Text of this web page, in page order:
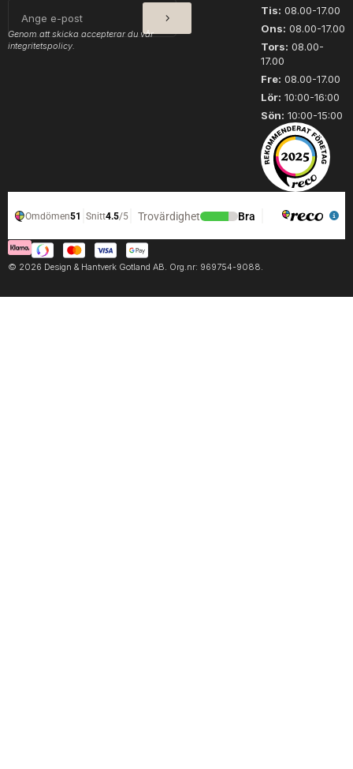
post
SKICKA
Genom att skicka accepterar du vår
integritetspolicy.
Tis: 08.00-17.00
Ons: 08.00-17.00
Tors: 08.00-
17.00
Fre: 08.00-17.00
Lör: 10:00-16:00
Sön: 10:00-15:00
© 2026 Design & Hantverk Gotland AB. Org.nr: 969754-9088.